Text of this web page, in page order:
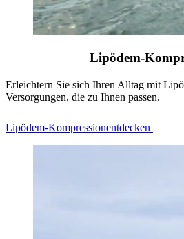
Lipödem-
Erleichtern Sie sich Ihren Alltag mit
Versorgungen, die zu Ihnen passen.
Lipödem‑Kompressionentdecken